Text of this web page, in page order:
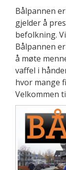
Bålpannen
gjelder å
befolkning.
Bålpannen
å møte
vaffel i
hvor mange
Velkommen